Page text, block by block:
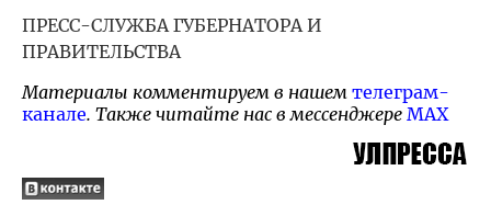
ПРЕСС-СЛУЖБА ГУБЕРНАТОРА И
ПРАВИТЕЛЬСТВА
Материалы комментируем в нашем телеграм-
канале. Также читайте нас в мессенджере MAX